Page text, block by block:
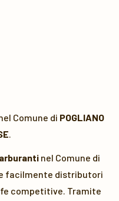
Comune di POGLIANO
.
nel Comune di
facilmente distributori
competitive. Tramite